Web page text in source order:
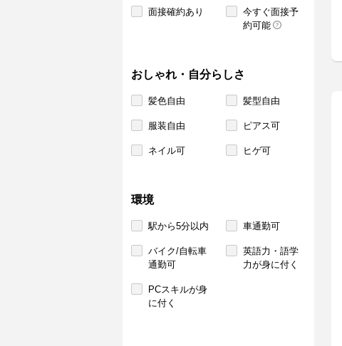
面接確約あり
今すぐ面接予
約可能
おしゃれ・自分らしさ
髪色自由 髪型自由
服装自由 ピアス可
ネイル可 ヒゲ可
環境
駅から5分以内 車通勤可
バイク/自転車
通勤可
英語力・語学
力が身に付く
PCスキルが身
に付く